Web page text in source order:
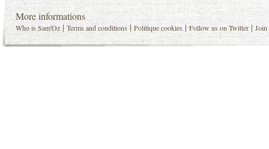
More informations
Who is Sam'Oz |Terms and conditions |Politique cookies |Follow us on Twitter |Join